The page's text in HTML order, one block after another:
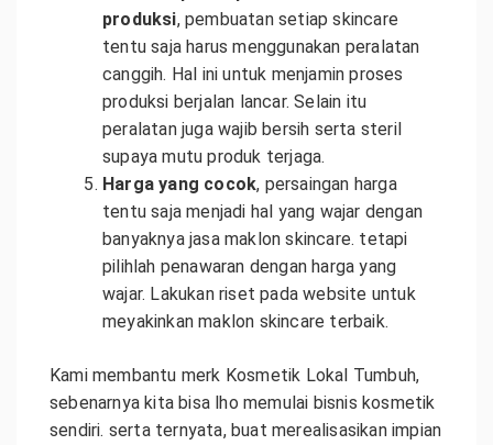
produksi, pembuatan setiap skincare
tentu saja harus menggunakan peralatan
canggih. Hal ini untuk menjamin proses
produksi berjalan lancar. Selain itu
peralatan juga wajib bersih serta steril
supaya mutu produk terjaga.
Harga yang cocok, persaingan harga
tentu saja menjadi hal yang wajar dengan
banyaknya jasa maklon skincare. tetapi
pilihlah penawaran dengan harga yang
wajar. Lakukan riset pada website untuk
meyakinkan maklon skincare terbaik.
Kami membantu merk Kosmetik Lokal Tumbuh,
sebenarnya kita bisa lho memulai bisnis kosmetik
sendiri. serta ternyata, buat merealisasikan impian